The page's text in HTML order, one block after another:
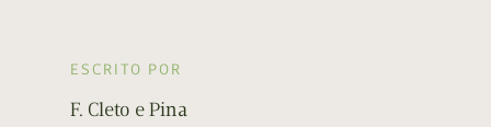
ESCRITO POR
F. Cleto e Pina